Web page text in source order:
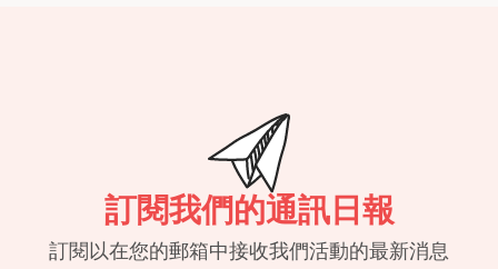
訂閱我們的通訊日報
訂閱以在您的郵箱中接收我們活動的最新消息